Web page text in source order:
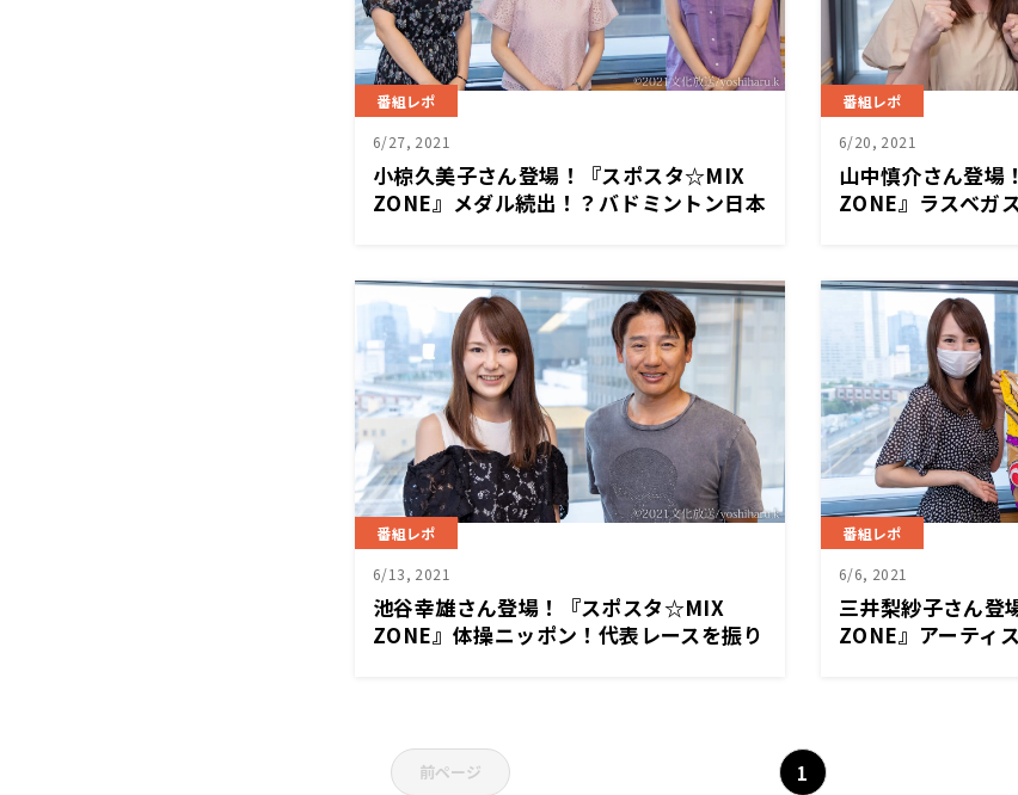
番組レポ
6/27, 2021
小椋久美子さん登場！『スポスタ☆MIX
ZONE』メダル続出！？バドミントン日本
番組レポ
6/20, 2021
山中慎介さん登
ZONE』ラスベガ
番組レポ
6/13, 2021
池谷幸雄さん登場！『スポスタ☆MIX
ZONE』体操ニッポン！代表レースを振り
番組レポ
6/6, 2021
三井梨紗子さん
ZONE』アーティ
前ページ 1